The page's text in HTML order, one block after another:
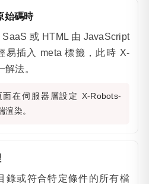
始碼時
或 HTML 由 JavaScript
易插入 meta 標籤，此時 X-
解法。
在伺服器層設定 X-Robots-
渲染。
錄或符合特定條件的所有檔